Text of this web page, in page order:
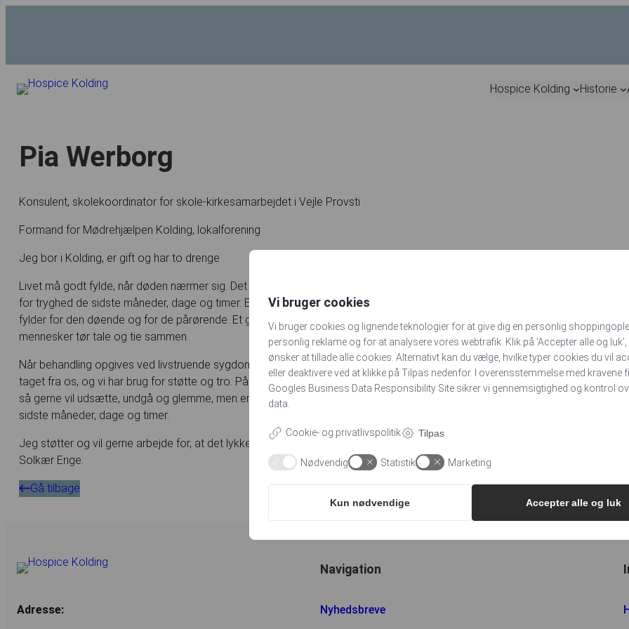
Hospice Kolding Historie
Pia Werborg
Konsulent, skolekoordinator for skole-kirkesamarbejdet i Vejle Provsti
Formand for Mødrehjælpen Kolding, lokalforening
Jeg bor i Kolding, er gift og har to drenge
Livet må godt fylde, når døden nærmer sig. Det kan livet på et hospice, hvor omsorg og faglighed giver døende mulighed
for tryghed de sidste måneder, dage og timer. Et trygt sted, hvor tristheden, sorgen, glæden og livet sammen er til stede og
fylder for den døende og for de pårørende. Et gæstfrit sted, der gennem stil, stemning og nærvær danner rammen for, at
mennesker tør tale og tie sammen.
Når behandling opgives ved livstruende sygdomme har vi og vores pårørende brug for en anden tryghed. Et håb bliver
taget fra os, og vi har brug for støtte og tro. På hospice får vi rum og hjælp til at håndtere den forstående afsked, som vi
så gerne vil udsætte, undgå og glemme, men er uundgåelig. Afskeden giver sjældent mening, men kan blive meningsfuld de
sidste måneder, dage og timer.
Jeg støtter og vil gerne arbejde for, at det lykkes at etablere et hospice i Kolding Kommune på Stenderup halvøen ved
Solkær Enge.
Gå tilbage
Adresse:
Navigation
Nyhedsbreve
Vi bruger cookies
Vi bruger cookies og lignende teknologier for at give dig en personlig
personlig reklame og for at analysere vores webtrafik. Klik på 'Accepter alle og luk',
ønsker at tillade alle cookies. Alternativt kan du vælge, hvilke typer cookies du vil
eller deaktivere ved at klikke på Tilpas nedenfor. I overensstemmelse med kravene
Googles Business Data Responsibility Site sikrer vi gennemsigtighed og kontrol
data.
Cookie- og privatlivspolitik Tilpas
Nødvendig Statistik Marketing
Kun nødvendige Accepter alle og luk